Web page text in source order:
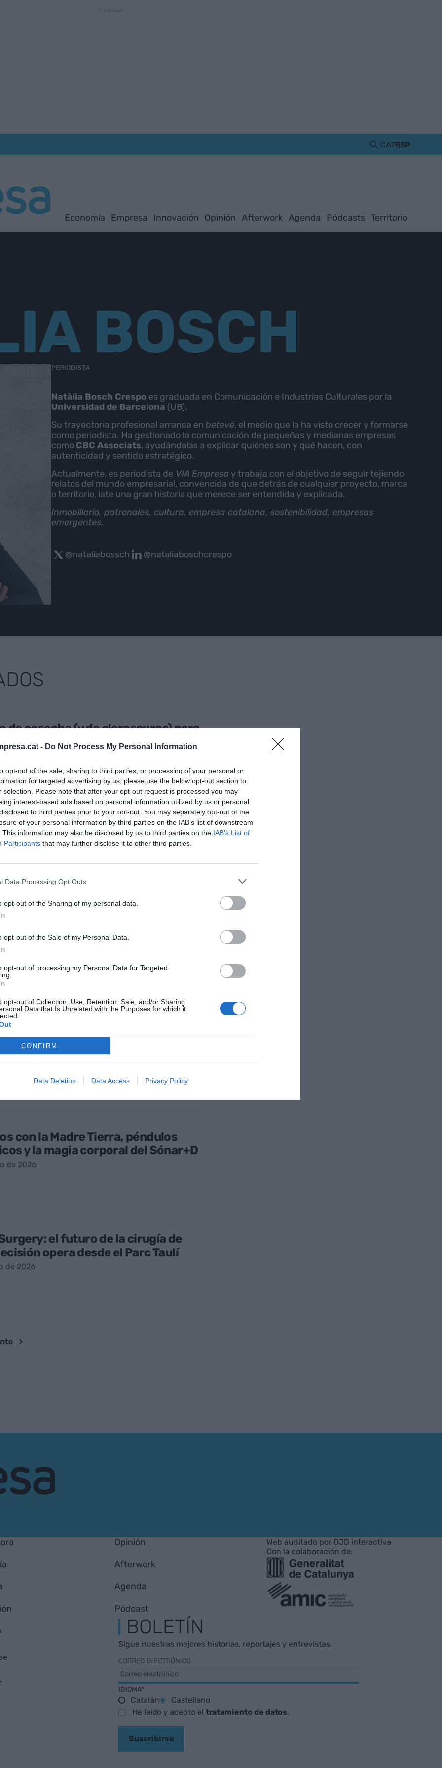
- Do Not Process My Personal Information
opt-out of the sale, sharing to third parties, or processing of your personal or
for targeted advertising by us, please use the below opt-out section to
selection. Please note that after your opt-out request is processed you may
interest-based ads based on personal information utilized by us or personal
to third parties prior to your opt-out. You may separately opt-out of the
of your personal information by third parties on the IAB’s list of downstream
This information may also be disclosed by us to third parties on the IAB’s List of
Participants that may further disclose it to other third parties.
Data Processing Opt Outs
opt-out of the Sharing of my personal data.
opt-out of the Sale of my Personal Data.
opt-out of processing my Personal Data for Targeted
opt-out of Collection, Use, Retention, Sale, and/or Sharing
Data that Is Unrelated with the Purposes for which it
CONFIRM
Data Deletion Data Access Privacy Policy
CATESP
Economía Empresa Innovación Opinión Afterwork Agenda Pódcasts Territorio
BOSCH
PERIODISTA
Natàlia Bosch Crespo es graduada en Comunicación e Industrias Culturales por la
Universidad de Barcelona (UB).
Su trayectoria profesional arranca en betevé, el medio que la ha visto crecer y formarse
como periodista. Ha gestionado la comunicación de pequeñas y medianas empresas
como CBC Associats, ayudándolas a explicar quiénes son y qué hacen, con
autenticidad y sentido estratégico.
Actualmente, es periodista de VIA Empresa y trabaja con el objetivo de seguir tejiendo
relatos del mundo empresarial, convencida de que detrás de cualquier proyecto, marca
o territorio, late una gran historia que merece ser entendida y explicada.
Inmobiliario, patronales, cultura, empresa catalana, sostenibilidad, empresas
emergentes.
@nataliabossch @nataliaboschcrespo
de cosecha (y de claroscuros) para
de la empresa catalana
EN MOVIMIENTO
de sillas de la economía catalana:
y el metro de Barcelona
inclusivo y sostenible: ¿sí, o
no?
EN MOVIMIENTO
de sillas de la economía catalana:
en el Col·legi d’Enginyers
de 2026
con la Madre Tierra, péndulos
y la magia corporal del Sónar+D
de 2026
el futuro de la cirugía de
opera desde el Parc Taulí
de 2026
Opinión
Afterwork
Agenda
Pódcast
Web auditado por OJD interactiva
Con la colaboración de:
BOLETÍN
Sigue nuestras mejores historias, reportajes y entrevistas.
CORREO ELECTRÓNICO
IDIOMA*
Catalán
Castellano
He leído y acepto el tratamiento de datos.
Suscribirse